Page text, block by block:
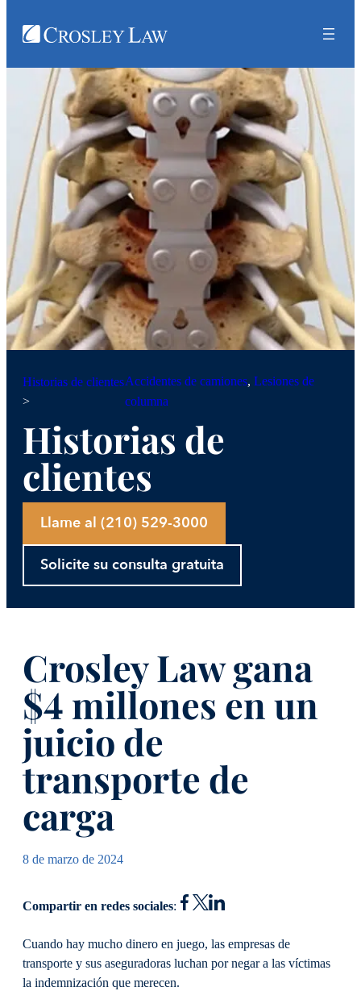
Historias de clientes
>
Accidentes de camiones, Lesiones de
columna
Historias de
clientes
Llame al (210) 529-3000
Solicite su consulta gratuita
Crosley Law gana
$4 millones en un
juicio de
transporte de
carga
8 de marzo de 2024
Compartir en redes sociales:
Cuando hay mucho dinero en juego, las empresas de
transporte y sus aseguradoras luchan por negar a las víctimas
la indemnización que merecen.